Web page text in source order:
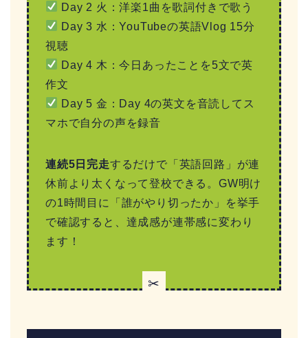
Day 2 火：洋楽1曲を歌詞付きで歌う
Day 3 水：YouTubeの英語Vlog 15分
視聴
Day 4 木：今日あったことを5文で英
作文
Day 5 金：Day 4の英文を音読してス
マホで自分の声を録音
連続5日完走するだけで「英語回路」が連
休前より太くなって登校できる。GW明け
の1時間目に「誰がやり切ったか」を挙手
で確認すると、達成感が連帯感に変わり
ます！
✂